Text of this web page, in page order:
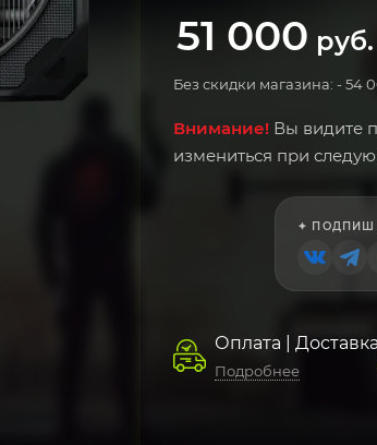
51 000 руб.
Без скидки магазина: -54
Внимание! Вы видите
измениться при
✦
Оплата | Доставка
Подробнее